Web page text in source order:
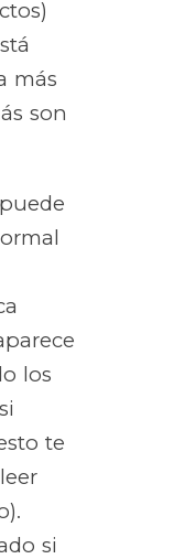
más
son
los
te
si